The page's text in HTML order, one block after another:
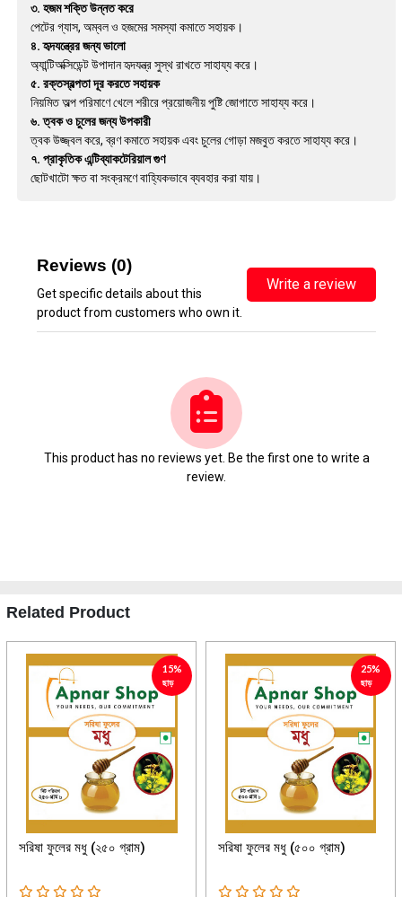
৩. হজম শক্তি উন্নত করে
পেটের গ্যাস, অম্বল ও হজমের সমস্যা কমাতে সহায়ক।
৪. হৃদযন্ত্রের জন্য ভালো
অ্যান্টিঅক্সিডেন্ট উপাদান হৃদযন্ত্র সুস্থ রাখতে সাহায্য করে।
৫. রক্তস্বল্পতা দূর করতে সহায়ক
নিয়মিত অল্প পরিমাণে খেলে শরীরে প্রয়োজনীয় পুষ্টি জোগাতে সাহায্য করে।
৬. ত্বক ও চুলের জন্য উপকারী
ত্বক উজ্জ্বল করে, ব্রণ কমাতে সহায়ক এবং চুলের গোড়া মজবুত করতে সাহায্য করে।
৭. প্রাকৃতিক এন্টিব্যাকটেরিয়াল গুণ
ছোটখাটো ক্ষত বা সংক্রমণে বাহ্যিকভাবে ব্যবহার করা যায়।
Reviews (0)
Get specific details about this
product from customers who own it.
Write a review
This product has no reviews yet. Be the first one to write a
review.
Related Product
15%
ছাড়
সরিষা ফুলের মধু (২৫০ গ্রাম)
25%
ছাড়
সরিষা ফুলের মধু (৫০০ গ্রাম)